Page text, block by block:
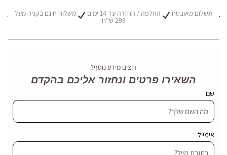
עיטורי
רקע
תשלום מאובטח החלפה / החזרה עד 14 ימים משלוח חינם בקניה מעל
299 ש"ח
רוצים מידע נוסף?
השאירו פרטים ונחזור אליכם בהקדם
שם
אימייל